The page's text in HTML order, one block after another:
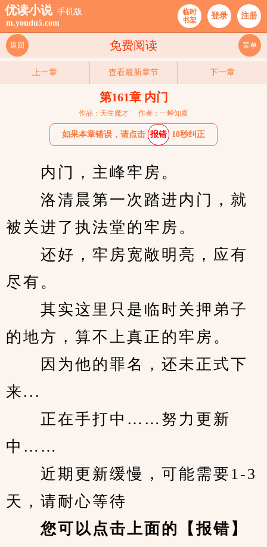
优读小说 手机版
m.youdu5.com
临时
书架
登录 注册
免费阅读
返回 菜单
上一章 查看最新章节 下一章
第161章 内门
作品：天生魔才 作者：一蝉知夏
如果本章错误，请点击 报错 10秒纠正
内门，主峰牢房。
洛清晨第一次踏进内门，就
被关进了执法堂的牢房。
还好，牢房宽敞明亮，应有
尽有。
其实这里只是临时关押弟子
的地方，算不上真正的牢房。
因为他的罪名，还未正式下
来...
正在手打中……努力更新
中……
近期更新缓慢，可能需要1-3
天，请耐心等待
您可以点击上面的【报错】